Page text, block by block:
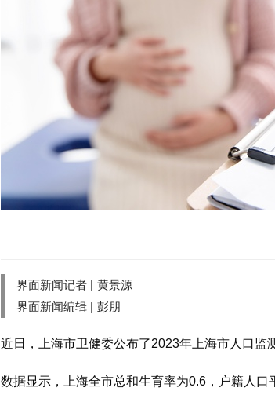
界面新闻记者 | 黄景源
界面新闻编辑 | 彭朋
近日，上海市卫健委公布了2023年上海市人口监
数据显示， 上海全市总和生育率为0.6，户籍人